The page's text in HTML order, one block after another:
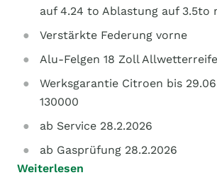
auf 4.24 to Ablastung auf 3.5to
Verstärkte Federung vorne
Alu-Felgen 18 Zoll
Werksgarantie Citroen bis
130000
ab Service 28.2.2026
ab Gasprüfung 28.2.2026
Weiterlesen